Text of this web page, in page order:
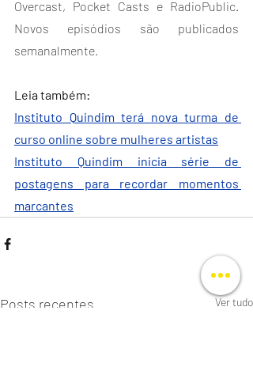
Overcast, Pocket Casts e RadioPublic.
Novos episódios são publicados
semanalmente.
Leia também:
Instituto Quindim terá nova turma de
curso online sobre mulheres artistas
Instituto Quindim inicia série de
postagens para recordar momentos
marcantes
Posts recentes Ver tudo